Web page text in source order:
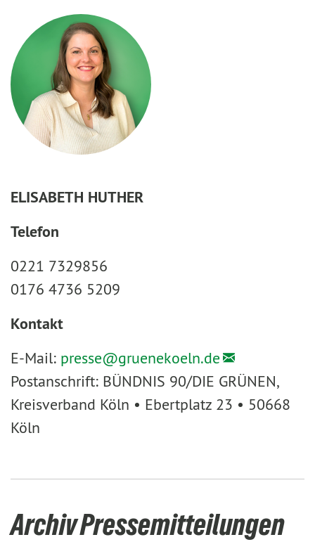
ELISABETH HUTHER
Telefon
0221 7329856
0176 4736 5209
Kontakt
E-Mail: presse@gruenekoeln.de
Postanschrift: BÜNDNIS 90/DIE GRÜNEN,
Kreisverband Köln • Ebertplatz 23 • 50668
Köln
Archiv Pressemitteilungen